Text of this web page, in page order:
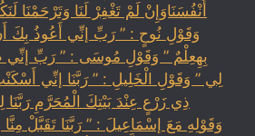
أَنْفُسَنَاوَإِنْ لَمْ تَغْفِرْ لَنَا وَتَرْحَمْنَا
وَقَوْلِ نُوحٍ : ” رَبِّ إنِّي أَعُوذُ بِكَ
بِهِعِلْمٌ ” وَقَوْلِ مُوسَى : ” رَبِّ
لِي ” وَقَوْلِ الْخَلِيلِ : ” رَبَّنَا إنِّي
ذِي زَرْعٍ عِنْدَ بَيْتِكَ الْمُحَرَّمِ رَبَّنَا
وَقَوْلِهِ مَعَ إسْمَاعِيلَ : ” رَبَّنَا تَقَبَّلْ مِنَّا